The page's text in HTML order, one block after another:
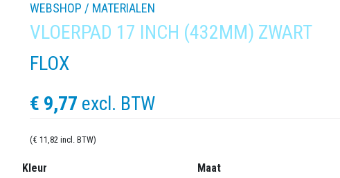
WEBSHOP / MATERIALEN
VLOERPAD 17 INCH (432MM) ZWART
FLOX
€ 9,77 excl. BTW
(€ 11,82 incl. BTW)
Kleur Maat